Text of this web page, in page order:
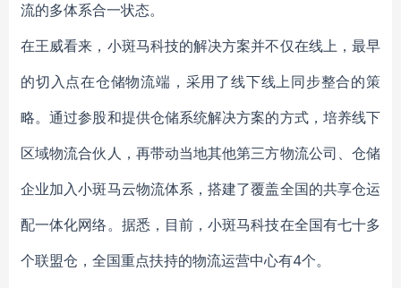
流的多体系合一状态。
在王威看来，小斑马科技的解决方案并不仅在线上，最早
的切入点在仓储物流端，采用了线下线上同步整合的策
略。通过参股和提供仓储系统解决方案的方式，培养线下
区域物流合伙人，再带动当地其他第三方物流公司、仓储
企业加入小斑马云物流体系，搭建了覆盖全国的共享仓运
配一体化网络。据悉，目前，小斑马科技在全国有七十多
个联盟仓，全国重点扶持的物流运营中心有4个。